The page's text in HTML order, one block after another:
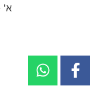
א' - ה'